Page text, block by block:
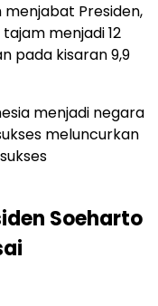
menjabat Presiden,
menjadi 12
pada kisaran 9,9
menjadi negara
meluncurkan
Soeharto